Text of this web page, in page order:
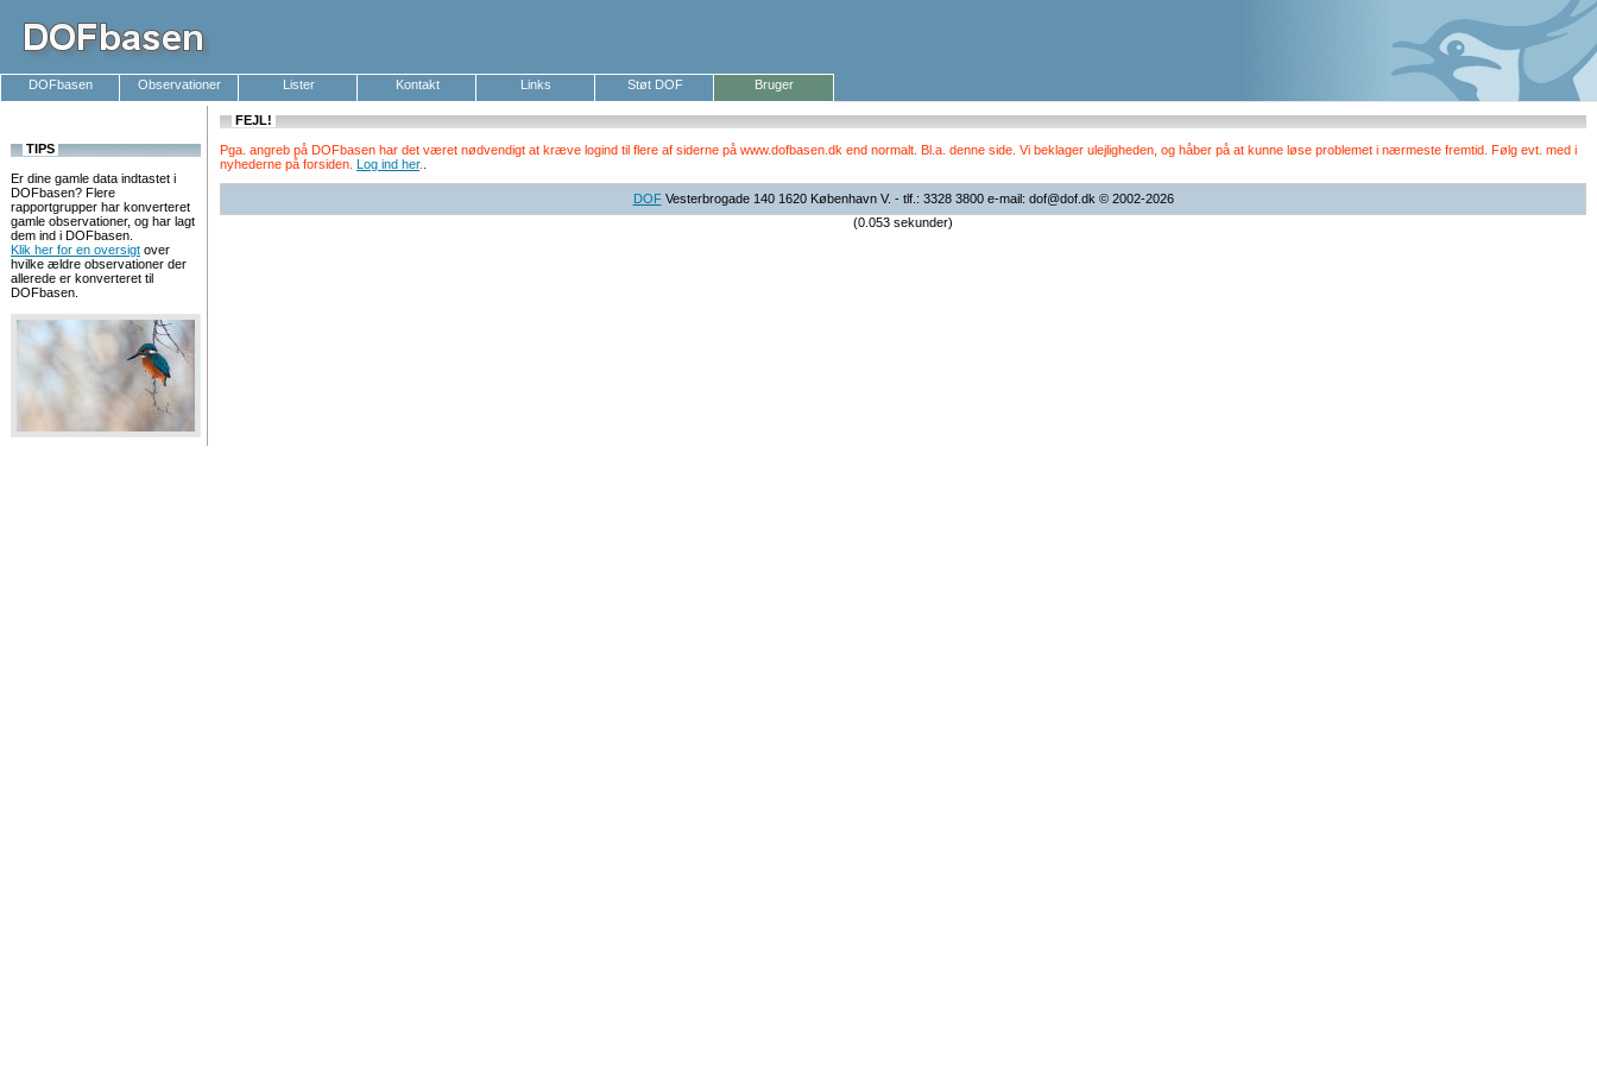
DOFbasen Observationer Lister Kontakt Links Støt DOF Bruger
TIPS
Er dine gamle data indtastet i
DOFbasen? Flere
rapportgrupper har konverteret
gamle observationer, og har lagt
dem ind i DOFbasen.
Klik her for en oversigt over
hvilke ældre observationer der
allerede er konverteret til
DOFbasen.
FEJL!
Pga. angreb på DOFbasen har det været nødvendigt at kræve logind til flere af siderne på www.dofbasen.dk end normalt. Bl.a. denne side. Vi beklager ulejligheden, og håber på at kunne løse problemet i nærmeste fremtid. Følg evt. med i
nyhederne på forsiden. Log ind her.
DOFVesterbrogade 140 1620 København V. - tlf.: 3328 3800 e-mail: dof@dof.dk © 2002-2026
(0.053 sekunder)